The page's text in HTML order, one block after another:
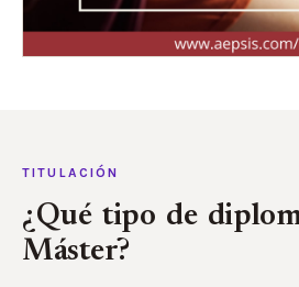
TITULACIÓN
¿Qué tipo de
Máster?